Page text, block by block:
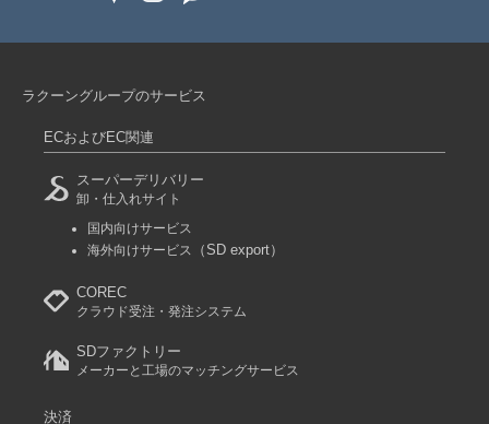
ラクーングループのサービス
ECおよびEC関連
スーパーデリバリー
卸・仕入れサイト
国内向けサービス
海外向けサービス
（SD export）
COREC
クラウド受注・発注システム
SDファクトリー
メーカーと工場のマッチングサービス
決済